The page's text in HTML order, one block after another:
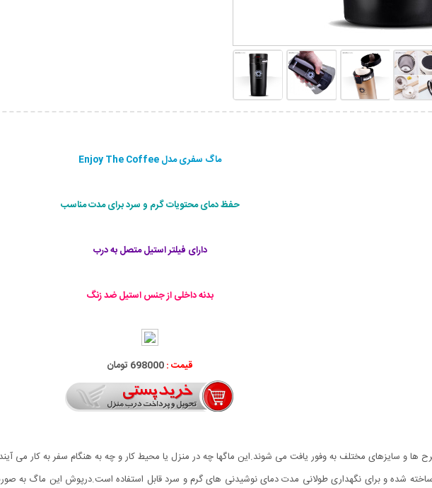
ماگ سفری مدل Enjoy The Coffee
حفظ دمای محتویات گرم و سرد برای مدت مناسب
دارای فیلتر استیل متصل به درب
بدنه داخلی از جنس استیل ضد زنگ
قیمت :698000 تومان
شده و برای نگهداری طولانی مدت دمای نوشیدنی های گرم و سرد قابل استفاده است.‌درپوش این ماگ به